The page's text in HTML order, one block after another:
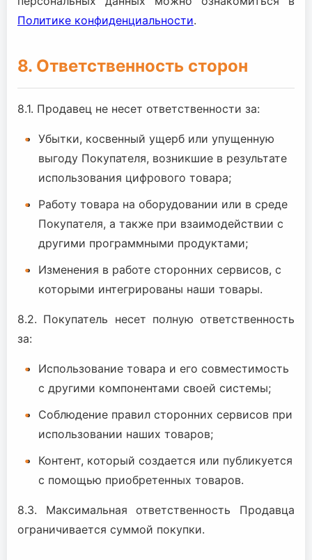
Политике конфиденциальности.
8. Ответственность сторон
8.1. Продавец не несет ответственности за:
Убытки, косвенный ущерб или упущенную
выгоду Покупателя, возникшие в результате
использования цифрового товара;
Работу товара на оборудовании или в среде
Покупателя, а также при взаимодействии с
другими программными продуктами;
Изменения в работе сторонних сервисов, с
которыми интегрированы наши товары.
8.2. Покупатель несет полную ответственность
за:
Использование товара и его совместимость
с другими компонентами своей системы;
Соблюдение правил сторонних сервисов при
использовании наших товаров;
Контент, который создается или публикуется
с помощью приобретенных товаров.
8.3. Максимальная ответственность Продавца
ограничивается суммой покупки.